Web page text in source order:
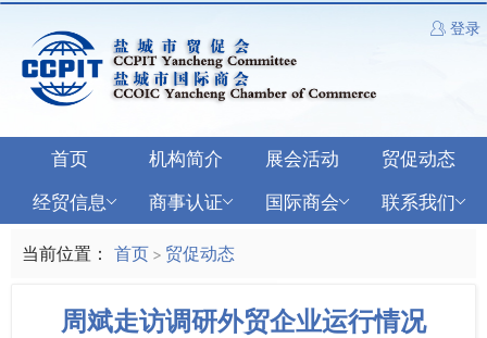
登录
首页 机构简介 展会活动
贸促动态
经贸信息
商事认证 国际商会 联系我们
当前位置： 首页 > 贸促动态
周斌走访调研外贸企业运行情况